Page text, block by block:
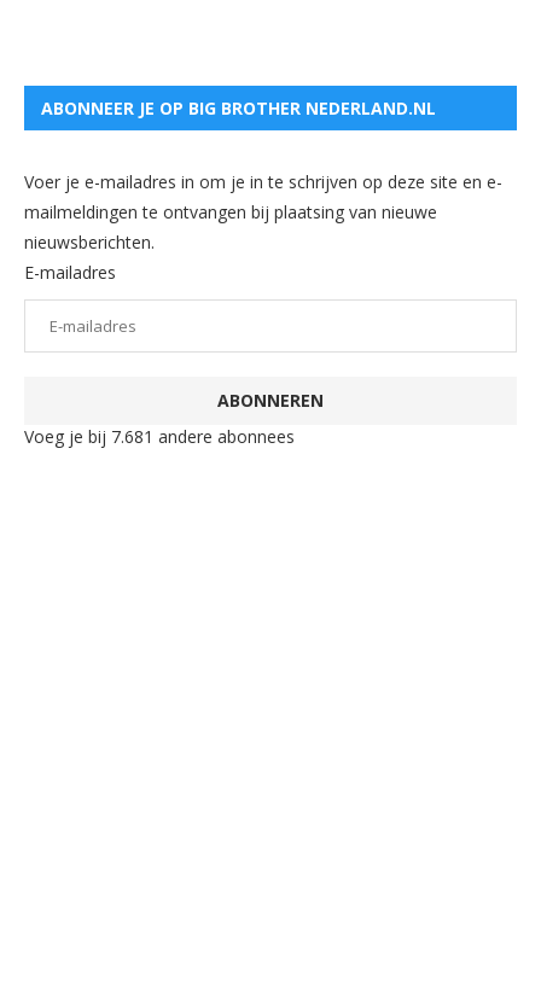
ABONNEER JE OP BIG BROTHER NEDERLAND.NL
Voer je e-mailadres in om je in te schrijven op deze site en e-
mailmeldingen te ontvangen bij plaatsing van nieuwe
nieuwsberichten.
E-mailadres
ABONNEREN
Voeg je bij 7.681 andere abonnees